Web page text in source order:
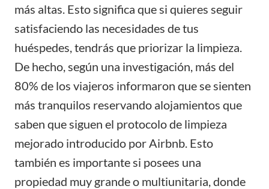
más altas. Esto significa que si quieres seguir
satisfaciendo las necesidades de tus
huéspedes, tendrás que priorizar la limpieza.
De hecho, según una investigación, más del
80% de los viajeros informaron que se sienten
más tranquilos reservando alojamientos que
saben que siguen el protocolo de limpieza
mejorado introducido por Airbnb. Esto
también es importante si posees una
propiedad muy grande o multiunitaria, donde